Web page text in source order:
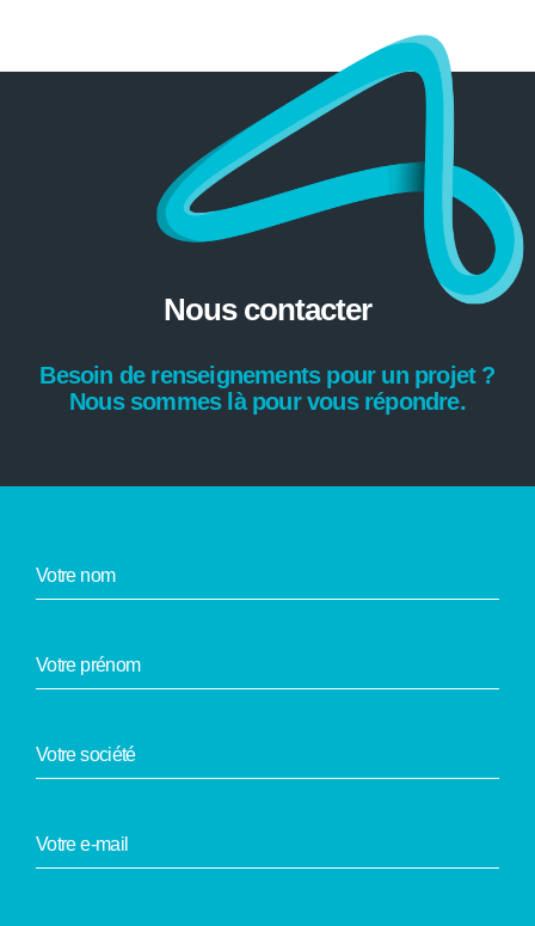
Nous contacter
Besoin de renseignements pour un projet ?
Nous sommes là pour vous répondre.